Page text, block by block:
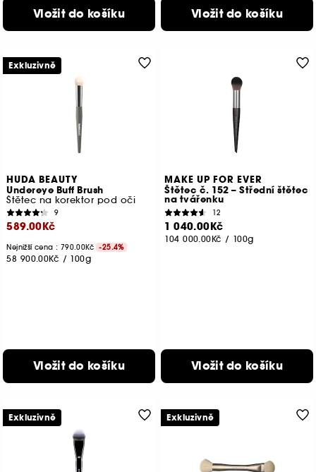
Vložit do košíku Vložit do košíku
HUDA BEAUTY
Undereye Buff Brush
Štětec na korektor pod oči
9
589.00Kč
Nejnižší cena : 790.00Kč -25.4%
58 900.00Kč / 100g
Vložit do košíku
Exkluzivně
MAKE UP FOR EVER
Štětec č. 152 – Střední štětec
na tvářenku
12
1 040.00Kč
104 000.00Kč / 100g
Vložit do košíku
Exkluzivně Exkluzivně